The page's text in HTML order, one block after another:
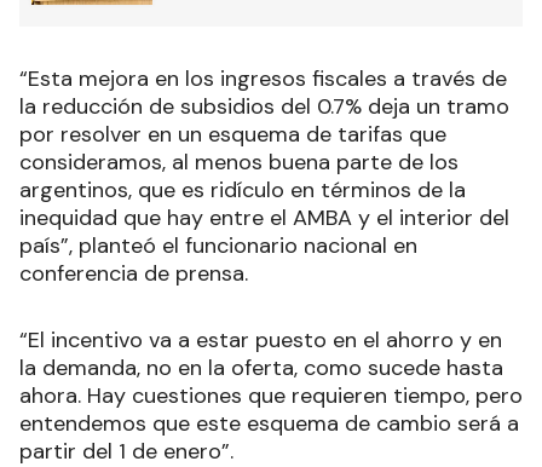
“Esta mejora en los ingresos fiscales a través de
la reducción de subsidios del 0.7% deja un tramo
por resolver en un esquema de tarifas que
consideramos, al menos buena parte de los
argentinos, que es ridículo en términos de la
inequidad que hay entre el AMBA y el interior del
país”, planteó el funcionario nacional en
conferencia de prensa.
“El incentivo va a estar puesto en el ahorro y en
la demanda, no en la oferta, como sucede hasta
ahora. Hay cuestiones que requieren tiempo, pero
entendemos que este esquema de cambio será a
partir del 1 de enero”.